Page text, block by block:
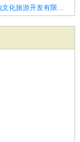
山西顾地文化旅游开发有限公司招聘收银员